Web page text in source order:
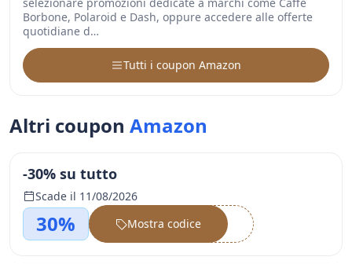
Borbone, Polaroid e Dash, oppure accedere alle offerte
quotidiane d…
Tutti i coupon Amazon
Altri coupon Amazon
-30% su tutto
Scade il 11/08/2026
30% ••••••
Mostra codice